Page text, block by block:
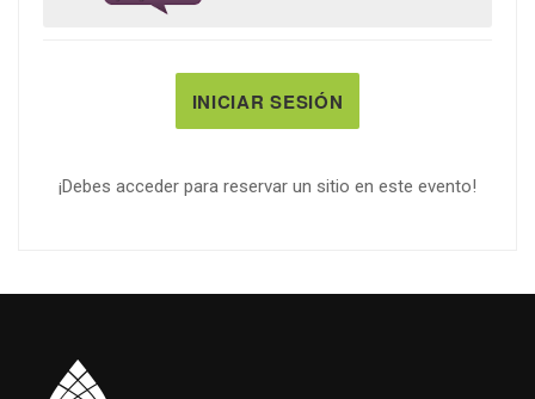
INICIAR SESIÓN
¡Debes acceder para reservar un sitio en este evento!